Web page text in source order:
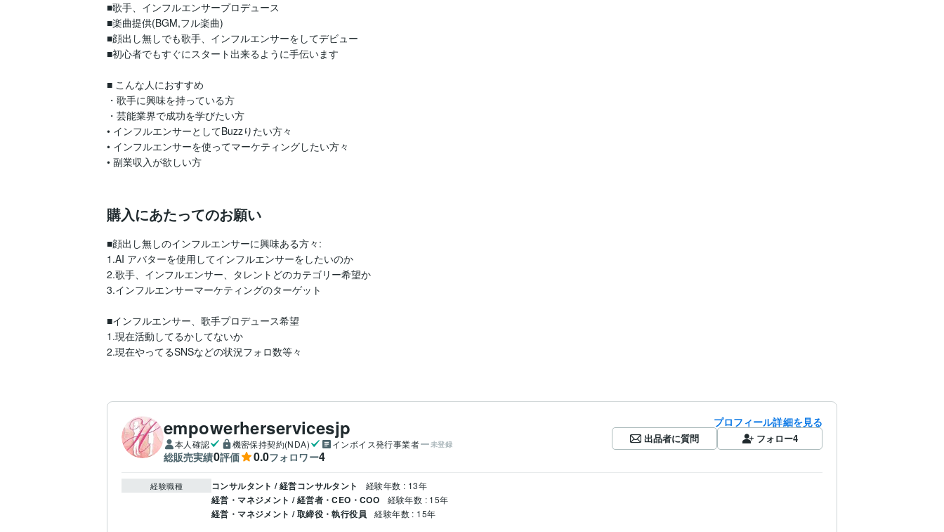
■歌手、インフルエンサープロデュース
■楽曲提供(BGM,フル楽曲)
■顔出し無しでも歌手、インフルエンサーをしてデビュー
■初心者でもすぐにスタート出来るように手伝います
■ こんな人におすすめ
・歌手に興味を持っている方
・芸能業界で成功を学びたい方
• インフルエンサーとしてBuzzりたい方々
• インフルエンサーを使ってマーケティングしたい方々
• 副業収入が欲しい方
購入にあたってのお願い
■顔出し無しのインフルエンサーに興味ある方々:
1.AI アバターを使用してインフルエンサーをしたいのか
2.歌手、インフルエンサー、タレントどのカテゴリー希望か
3.インフルエンサーマーケティングのターゲット
■インフルエンサー、歌手プロデュース希望
1.現在活動してるかしてないか
2.現在やってるSNSなどの状況フォロ数等々
empowerherservicesjp
本人確認 機密保持契約(NDA) インボイス発行事業者 未登録
総販売実績0評価 0.0フォロワー4
プロフィール詳細を見る
出品者に質問 フォロー4
経験職種 コンサルタント / 経営コンサルタント 経験年数 : 13年
経営・マネジメント / 経営者・CEO・COO 経験年数 : 15年
経営・マネジメント / 取締役・執行役員 経験年数 : 15年